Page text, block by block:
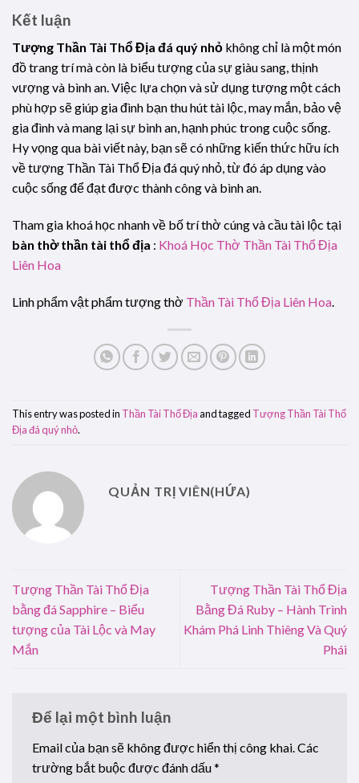
Kết luận
Tượng Thần Tài Thổ Địa đá quý nhỏ không chỉ là một món
đồ trang trí mà còn là biểu tượng của sự giàu sang, thịnh
vượng và bình an. Việc lựa chọn và sử dụng tượng một cách
phù hợp sẽ giúp gia đình bạn thu hút tài lộc, may mắn, bảo vệ
gia đình và mang lại sự bình an, hạnh phúc trong cuộc sống.
Hy vọng qua bài viết này, bạn sẽ có những kiến thức hữu ích
về tượng Thần Tài Thổ Địa đá quý nhỏ, từ đó áp dụng vào
cuộc sống để đạt được thành công và bình an.
Tham gia khoá học nhanh về bố trí thờ cúng và cầu tài lộc tại
bàn thờ thần tài thổ địa : Khoá Học Thờ Thần Tài Thổ Địa
Liên Hoa
Linh phẩm vật phẩm tượng thờ Thần Tài Thổ Địa Liên Hoa
This entry was posted in Thần Tài Thổ Địaand tagged Tượng Thần Tài Thổ
Địa đá quý nhỏ.
QUẢN TRỊ VIÊN(HỨA)
Tượng Thần Tài Thổ Địa
bằng đá Sapphire – Biểu
tượng của Tài Lộc và May
Mắn
Tượng Thần Tài Thổ Địa
Bằng Đá Ruby – Hành Trình
Khám Phá Linh Thiêng Và Quý
Phái
Để lại một bình luận
Email của bạn sẽ không được hiển thị công khai. Các
trường bắt buộc được đánh dấu*